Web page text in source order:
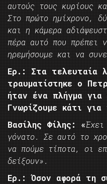
αυτούς τους κυρίους
Στο πρώτο ημίχρονο,
και η κάμερα
πέρα αυτό που πρέπει
ηρεμήσουμε και να
Ερ.: Στα τελευταία
τραυματίστηκε ο
ήταν ένα πλήγμα
Γνωρίζουμε κάτι
Βασίλης Φίλης: «
γόνατο. Σε αυτό το
να πούμε τίποτα, οι
δείξουν».
Ερ.: Όσον αφορά τη